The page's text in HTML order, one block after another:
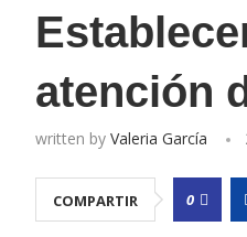
atención
written by Valeria García
COMPARTIR 0